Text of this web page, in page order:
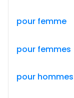
pour femme
pour femmes
pour hommes